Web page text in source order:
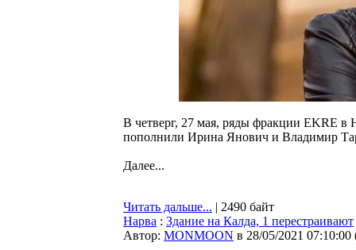
В четверг, 27 мая, ряды фракции EKRE в
пополнили Ирина Янович и Владимир
Далее...
Читать дальше... | 2490 байт
Нарва : Здание на Калда, 1 перестраивают
Автор: MONMOON в 28/05/2021 07:10:00